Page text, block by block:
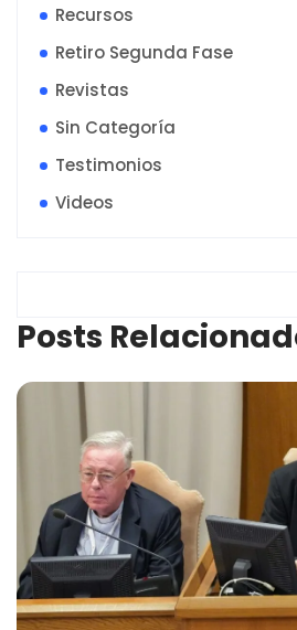
Recursos
Retiro Segunda Fase
Revistas
Sin Categoría
Testimonios
Videos
Posts